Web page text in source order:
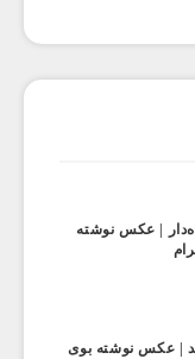
| عکس نوشته
| عکس نوشته بوی